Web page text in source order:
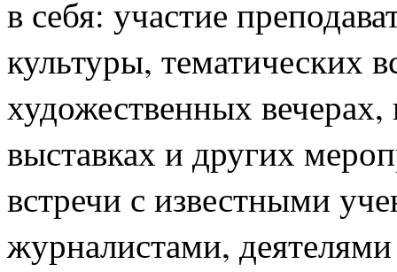
в себя: участие
культуры, тематических
художественных
выставках и других
встречи с известными
журналистами,